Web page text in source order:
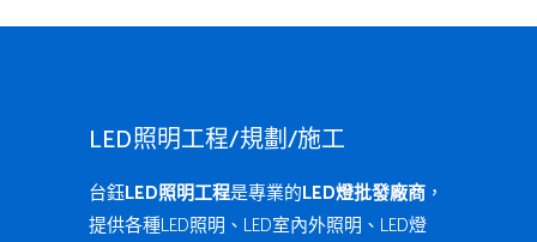
LED照明工程/規劃/施工
台鈺LED照明工程是專業的LED燈批發廠商 ，
提供各種LED照明、LED室內外照明、LED燈